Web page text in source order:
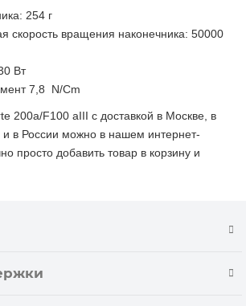
254 г
скорость вращения наконечника: 50000
Вт
7,8 N/Cm
200a/F100 aIII с доставкой в Москве, в
в России можно в нашем интернет-
просто добавить товар в корзину и